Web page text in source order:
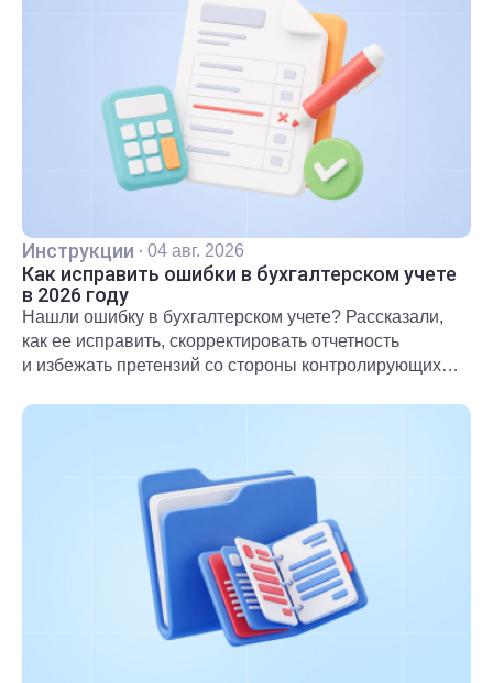
Инструкции · 04 авг. 2026
Как исправить ошибки в бухгалтерском учете
в 2026 году
Нашли ошибку в бухгалтерском учете? Рассказали,
как ее исправить, скорректировать отчетность
и избежать претензий со стороны контролирующих